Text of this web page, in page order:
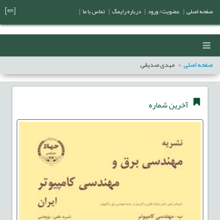
صفحه اصلی مهدی صدیقی
آخرین شماره
صفحه اصلی عضویت/ ورود درباره رایمگ تماس با ما